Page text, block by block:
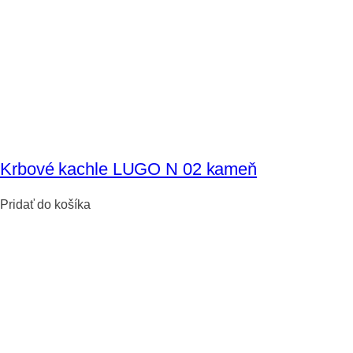
Krbové kachle LUGO N 02 kameň
Pridať do košíka